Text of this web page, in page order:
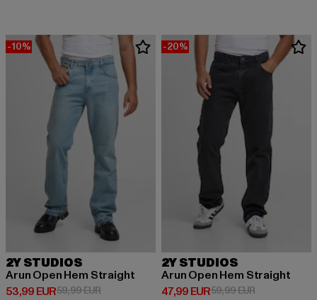
-10%
2Y STUDIOS
Arun Open Hem Straight
53,99 EUR
Derzeitiger Preis: 53,99 EUR
59,99 EURAktionspreis: 59,99 EUR
-20%
2Y STUDIOS
Arun Open Hem Straight
47,99 EUR
Derzeitiger Preis: 47,99 EUR
59,99 EURAktionspreis: